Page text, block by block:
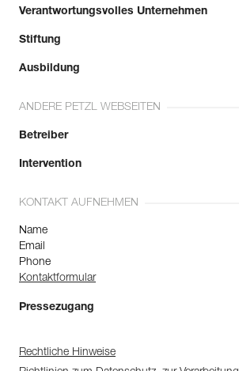
Verantwortungsvolles Unternehmen
Stiftung
Ausbildung
ANDERE PETZL WEBSEITEN
Betreiber
Intervention
KONTAKT AUFNEHMEN
Name
Email
Phone
Kontaktformular
Pressezugang
Rechtliche Hinweise